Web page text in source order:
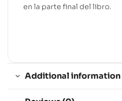
en la parte final del libro.
Additional information